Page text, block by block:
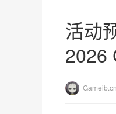
活动
2026
Gameib.cn